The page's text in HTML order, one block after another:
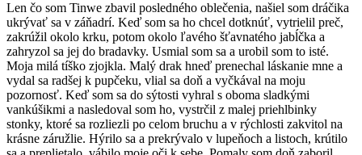
Len čo som Tinwe zbavil posledného oblečenia, našiel som dráčika
ukrývať sa v záňadrí. Keď som sa ho chcel dotknúť, vytrielil preč,
zakrúžil okolo krku, potom okolo ľavého šťavnatého jabĺčka a
zahryzol sa jej do bradavky. Usmial som sa a urobil som to isté.
Moja milá tíško zjojkla. Malý drak hneď prenechal láskanie mne a
vydal sa radšej k pupčeku, vlial sa doň a vyčkával na moju
pozornosť. Keď som sa do sýtosti vyhral s oboma sladkými
vankúšikmi a nasledoval som ho, vystrčil z malej priehlbinky
stonky, ktoré sa rozliezli po celom bruchu a v rýchlosti zakvitol na
krásne záružlie. Hýrilo sa a prekrývalo v lupeňoch a listoch, krútilo